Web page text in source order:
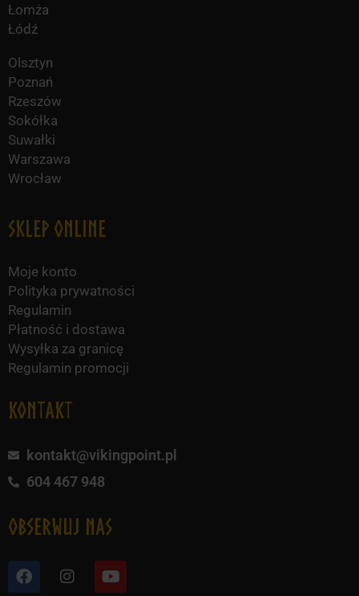
Łomża
Łódź
Olsztyn
Poznań
Rzeszów
Sokółka
Suwałki
Warszawa
Wrocław
Sklep online
Moje konto
Polityka prywatności
Regulamin
Płatność i dostawa
Wysyłka za granicę
Regulamin promocji
KONTAKT
kontakt@vikingpoint.pl
604 467 948
obserwuj nas